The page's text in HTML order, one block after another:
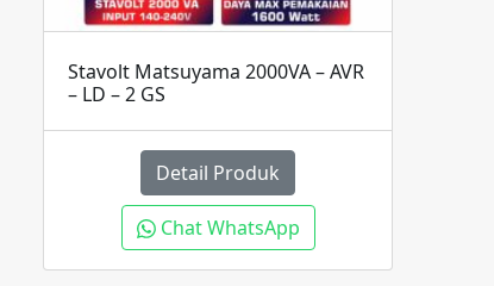
Stavolt Matsuyama 2000VA – AVR
– LD – 2 GS
Detail Produk
Chat WhatsApp